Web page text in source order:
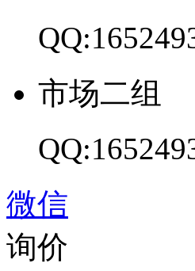
市场二组
微信
询价